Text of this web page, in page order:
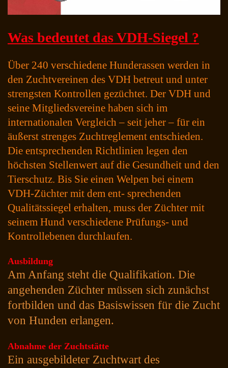
Was bedeutet das VDH-Siegel ?
Über 240 verschiedene Hunderassen werden in
den Zuchtvereinen des VDH betreut und unter
strengsten Kontrollen gezüchtet. Der VDH und
seine Mitgliedsvereine haben sich im
internationalen Vergleich – seit jeher – für ein
äußerst strenges Zuchtreglement entschieden.
Die entsprechenden Richtlinien legen den
höchsten Stellenwert auf die Gesundheit und den
Tierschutz. Bis Sie einen Welpen bei einem
VDH-Züchter mit dem ent- sprechenden
Qualitätssiegel erhalten, muss der Züchter mit
seinem Hund verschiedene Prüfungs- und
Kontrollebenen durchlaufen.
Ausbildung
Am Anfang steht die Qualifikation. Die
angehenden Züchter müssen sich zunächst
fortbilden und das Basiswissen für die Zucht
von Hunden erlangen.
Abnahme der Zuchtstätte
Ein ausgebildeter Zuchtwart des